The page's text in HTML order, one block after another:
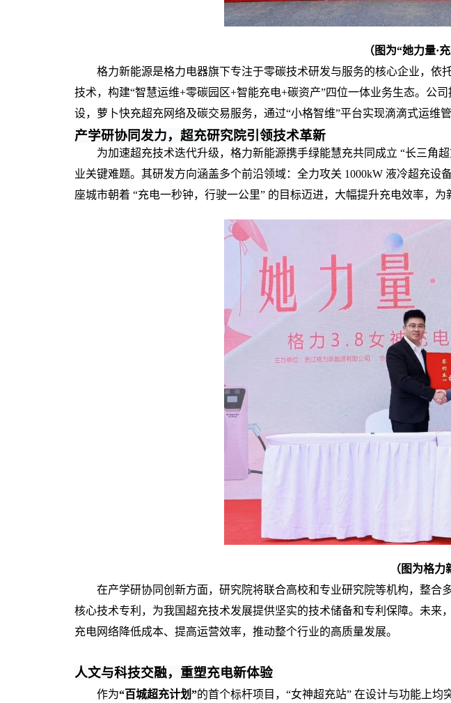
（ 图为“她力量·
格力新能源是格力电器旗下专注于零碳技术研发与服务的核心企业，
技术，构建“智慧运维+零碳园区+智能充电+碳资产”四位一体业务生态。公
设，萝卜快充超充网络及碳交易服务，通过“小格智维”平台实现滴滴式运维
产学研协同发力，超充研究院引领技术革新
为加速超充技术迭代升级，格力新能源携手绿能慧充共同成立 “长三角
业关键难题。其研发方向涵盖多个前沿领域：全力攻关 1000kW 液冷超充
座城市朝着 “充电一秒钟，行驶一公里” 的目标迈进， 大幅提升充电效率，为
（ 图为格力
在产学研协同创新方面，研究院将联合高校和专业研究院等机构，整
核心技术专利，为我国超充技术发展提供坚实的技术储备和专利保障。未
充电网络降低成本、提高运营效率，推动整个行业的高质量发展。
人文与科技交融， 重塑充电新体验
作为“百城超充计划”的首个标杆项目，“女神超充站” 在设计与功能上